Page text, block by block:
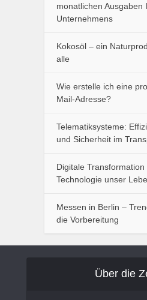
monatlichen Ausgaben
Unternehmens
Kokosöl – ein
alle
Wie erstelle ich eine
Mail-Adresse?
Telematiksysteme:
und Sicherheit im
Digitale Transformation
Technologie unser
Messen in Berlin –
die Vorbereitung
Über die